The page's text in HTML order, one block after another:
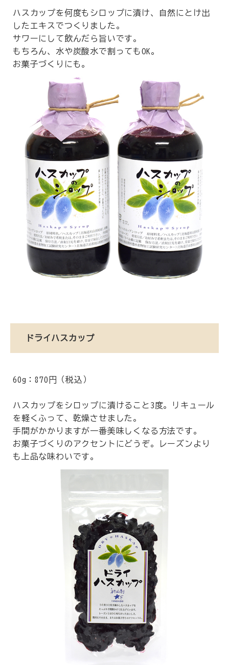
ハスカップを何度もシロップに漬け、自然にとけ出
したエキスでつくりました。
サワーにして飲んだら旨いです。
もちろん、水や炭酸水で割ってもOK。
お菓子づくりにも。
ドライハスカップ
60g：870円（税込）
ハスカップをシロップに漬けること3度。リキュール
を軽くふって、乾燥させました。
手間がかかりますが一番美味しくなる方法です。
お菓子づくりのアクセントにどうぞ。レーズンより
も上品な味わいです。